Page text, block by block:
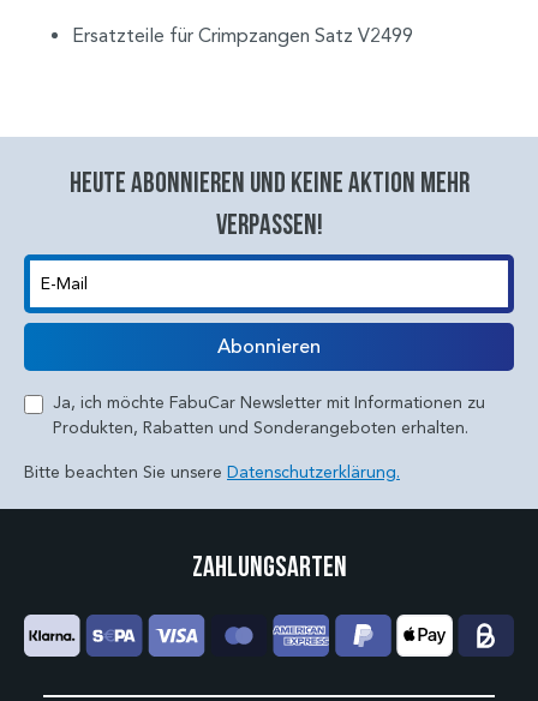
Ersatzteile für Crimpzangen Satz V2499
Heute abonnieren und keine aktion mehr
verpassen!
E-Mail
Abonnieren
Ja, ich möchte FabuCar Newsletter mit Informationen zu
Produkten, Rabatten und Sonderangeboten erhalten.
Bitte beachten Sie unsere Datenschutzerklärung.
Zahlungsarten